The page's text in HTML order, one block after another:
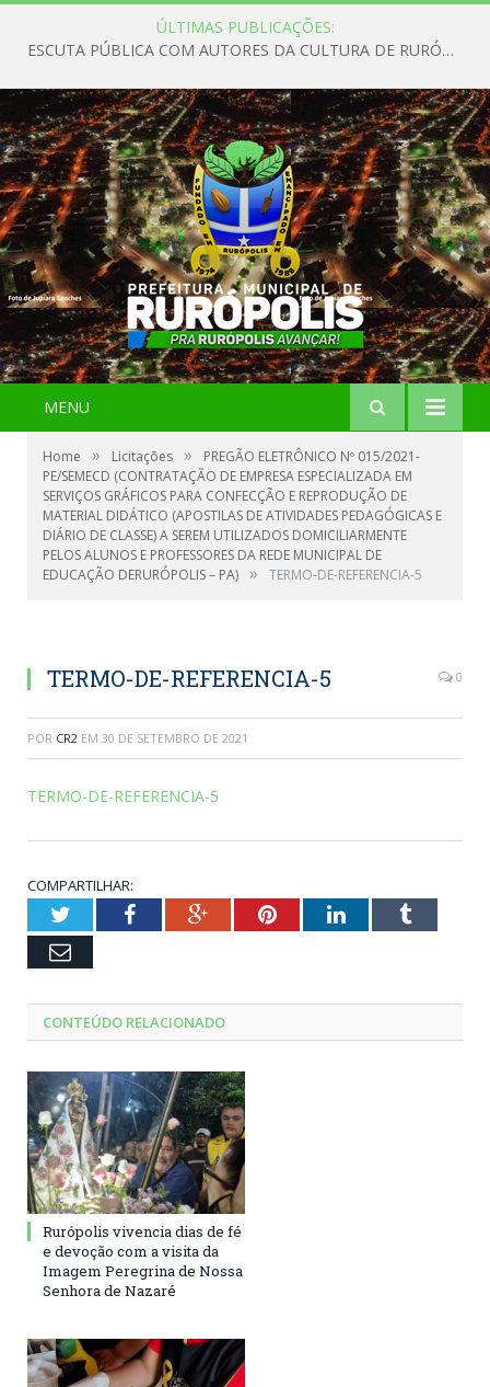
ÚLTIMAS PUBLICAÇÕES:
ESCUTA PÚBLICA COM AUTORES DA CULTURA DE RURÓPOLIS
MENU
Home » Licitações »
PREGÃO ELETRÔNICO Nº 015/2021-
PE/SEMECD (CONTRATAÇÃO DE EMPRESA ESPECIALIZADA EM
SERVIÇOS GRÁFICOS PARA CONFECÇÃO E REPRODUÇÃO DE
MATERIAL DIDÁTICO (APOSTILAS DE ATIVIDADES PEDAGÓGICAS E
DIÁRIO DE CLASSE) A SEREM UTILIZADOS DOMICILIARMENTE
PELOS ALUNOS E PROFESSORES DA REDE MUNICIPAL DE
EDUCAÇÃO DERURÓPOLIS – PA) » TERMO-DE-REFERENCIA-5
TERMO-DE-REFERENCIA-5 0
POR CR2 EM 30 DE SETEMBRO DE 2021
TERMO-DE-REFERENCIA-5
COMPARTILHAR:
TwitterFacebookGoogle+PinterestLinkedInTumblr
Email
CONTEÚDO RELACIONADO
Rurópolis vivencia dias de fé
e devoção com a visita da
Imagem Peregrina de Nossa
Senhora de Nazaré